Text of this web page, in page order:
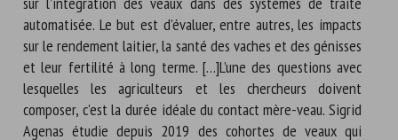
automatisée. Le but est d’évaluer, entre autres, les impacts
sur le rendement laitier, la santé des vaches et des génisses
et leur fertilité à long terme. […]L’une des questions avec
lesquelles les agriculteurs et les chercheurs doivent
composer, c’est la durée idéale du contact mère-veau. Sigrid
Agenas étudie depuis 2019 des cohortes de veaux qui